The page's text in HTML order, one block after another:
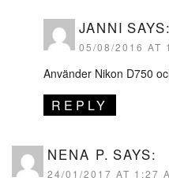
JANNI SAYS:
05/08/2016 AT
Använder Nikon D750
REPLY
NENA P. SAYS:
24/01/2017 AT 1:27